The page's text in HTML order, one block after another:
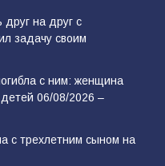
на друг с
задачу своим
с ним: женщина
детей 06/08/2026 –
с трехлетним сыном на